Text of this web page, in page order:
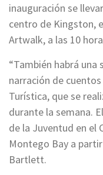
inauguración se
centro de Kingston,
Artwalk, a las 10
“También habrá una
narración de
Turística, que se
durante la semana.
de la Juventud en el
Montego Bay a
Bartlett.